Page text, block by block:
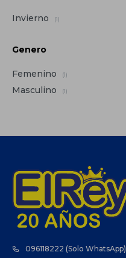
Invierno (1)
Genero
Femenino (1)
Masculino (1)
096118222 (Solo WhatsApp)